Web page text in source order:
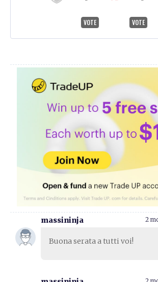
VOTE VOTE
Buona serata a tutti voi!
2
massininja